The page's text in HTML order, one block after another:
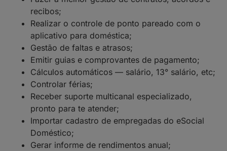
recibos;
Realizar o controle de ponto pareado com o
aplicativo para doméstica;
Gestão de faltas e atrasos;
Emitir guias e comprovantes de pagamento;
Cálculos automáticos — salário, 13° salário, etc;
Controlar férias;
Receber suporte multicanal especializado,
pronto para te atender;
Importar cadastro de empregadas do eSocial
Doméstico;
Gerar informe de rendimentos anual;